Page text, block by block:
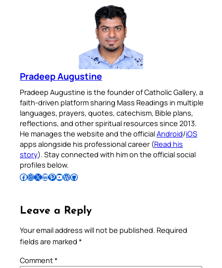
Pradeep Augustine
Pradeep Augustine is the founder of Catholic Gallery, a
faith-driven platform sharing Mass Readings in multiple
languages, prayers, quotes, catechism, Bible plans,
reflections, and other spiritual resources since 2013.
He manages the website and the officialAndroid/iOS
apps alongside his professional career (Read his
story). Stay connected with him on the official social
profiles below.
Follow Pradeep on Facebook Follow Pradeep on InstagramFollow Pradeep on X Follow Pradeep on LinkedIn Follow Pradeep on Pinterest Subscribe to Pradeep’s Youtube Channel Follow Pradeep on WordPress Follow Pradeep on GitHub
Leave a Reply
Your email address will not be published. Required
fields are marked *
Comment*